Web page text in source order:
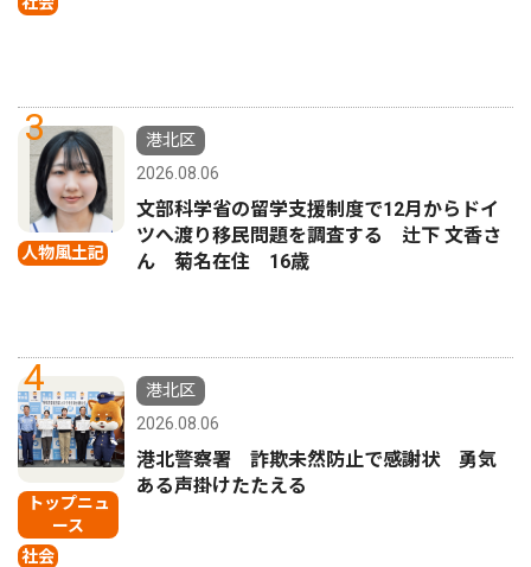
3
人物風土記
港北区
2026.08.06
文部科学省の留学支援制度で12月からドイ
ツへ渡り移民問題を調査する 辻下 文香さ
ん 菊名在住 16歳
4
トップニュ
ース
社会
港北区
2026.08.06
港北警察署 詐欺未然防止で感謝状 勇気
ある声掛けたたえる